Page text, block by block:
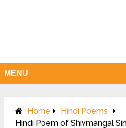
MENU
Home
Hindi Poems
Hindi Poem of Shivmangal